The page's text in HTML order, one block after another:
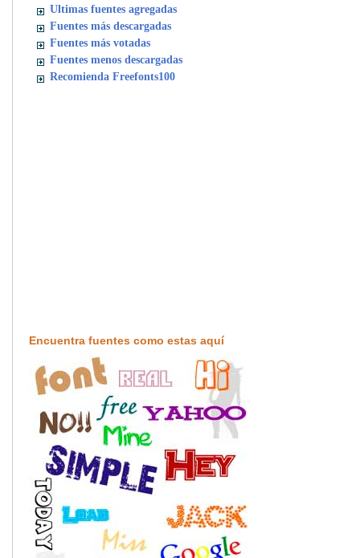
Ultimas fuentes agregadas
Fuentes más descargadas
Fuentes más votadas
Fuentes menos descargadas
Recomienda Freefonts100
Encuentra fuentes como estas aquí